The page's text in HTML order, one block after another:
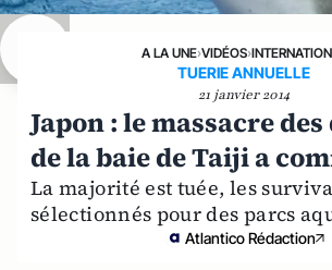
A LA UNE›VIDÉOS›
TUERIE ANNUELLE
21 janvier 2014
Japon : le massacre
de la baie de Taiji a
La majorité est tuée, les
sélectionnés pour des parcs
Atlantico Rédaction